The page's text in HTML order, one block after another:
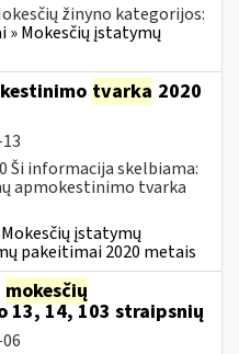
žinyno kategorijos:
» Mokesčių įstatymų
tvarka 2020
Ši informacija skelbiama:
apmokestinimo tvarka
Mokesčių įstatymų
pakeitimai 2020 metais
mokesčių
14, 103 straipsnių